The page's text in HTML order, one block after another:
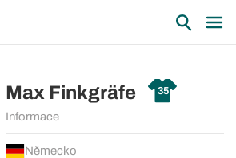
Max Finkgräfe 35
Informace
Německo